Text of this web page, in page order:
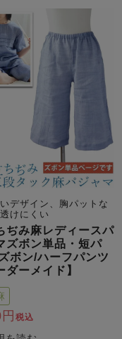
冬
新着商品
- New Arrival -
新着商品
- New Arrival -
ら
り スリーパー
デザイン、胸パットな
けにくい
ぢみ麻レディースパ
ズボン単品・短パ
ボン/ハーフパンツ
ダーメイド】
税込